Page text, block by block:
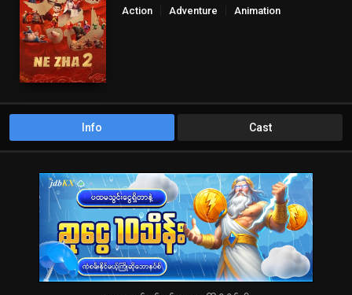
Action
Adventure
Animation
Info Cast